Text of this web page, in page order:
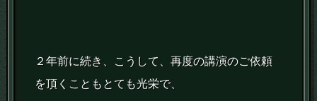
２年前に続き、こうして、再度の講演のご依頼
を頂くこともとても光栄で、